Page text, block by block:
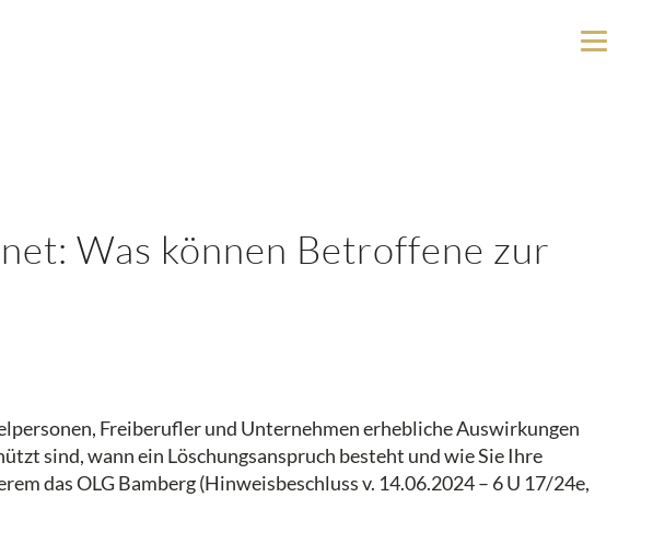
Was können Betroffene zur
Freiberufler und Unternehmen erhebliche Auswirkungen
sind, wann ein Löschungsanspruch besteht und wie Sie Ihre
das OLG Bamberg (Hinweisbeschluss v. 14.06.2024 – 6 U 17/24e,